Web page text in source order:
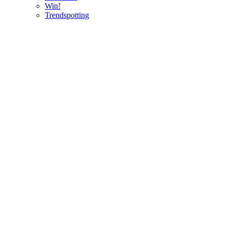
Win!
Trendspotting